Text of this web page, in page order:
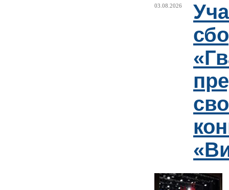
03.08.2026